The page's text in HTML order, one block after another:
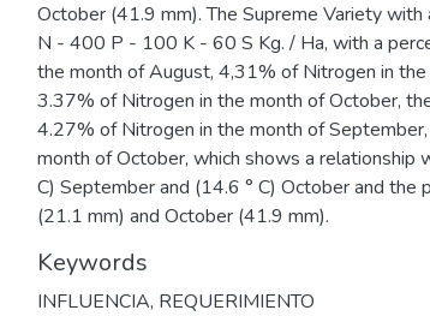
October (41.9 mm). The Supreme Variety
N - 400 P - 100 K - 60 S Kg. / Ha, with a
the month of August, 4,31% of Nitrogen in
3.37% of Nitrogen in the month of October,
4.27% of Nitrogen in the month of
month of October, which shows a relationship
C) September and (14.6 ° C) October and the
(21.1 mm) and October (41.9 mm).
Keywords
INFLUENCIA, REQUERIMIENTO